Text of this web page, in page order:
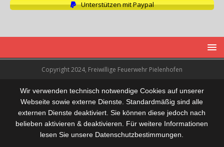
Unterstützen mit Paypal
Copyright 2024, Freiwillige Feuerwehr Pielenhofen
Wir verwenden technisch notwendige Cookies auf unserer
Webseite sowie externe Dienste. Standardmäßig sind alle
externen Dienste deaktiviert. Sie können diese jedoch nach
belieben aktivieren & deaktivieren. Für weitere Informationen
lesen Sie unsere Datenschutzbestimmungen.